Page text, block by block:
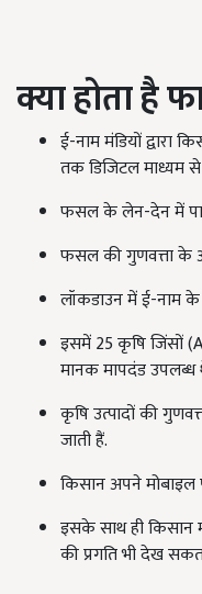
क्या होता है
ई-नाम मंडियों द्वारा
तक डिजिटल माध्यम
फसल के लेन-देन में
फसल की गुणवत्ता के
लॉकडाउन में ई-नाम
इसमें 25 कृषि जिंसों
मानक मापदंड
कृषि उत्पादों की
जाती हैं.
किसान अपने मोबाइल
इसके साथ ही किसान
की प्रगति भी देख